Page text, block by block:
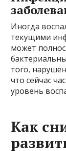
Иногда
текущими
может
того,
что сейчас
уровень
Как